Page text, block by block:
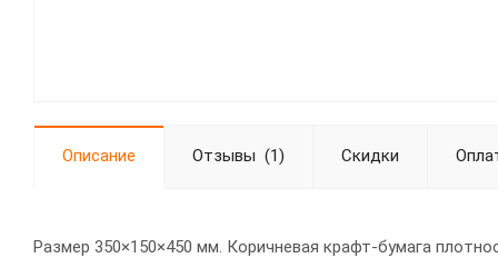
Описание Отзывы (1) Скидки
Размер 350×150×450 мм. Коричневая крафт-бумага